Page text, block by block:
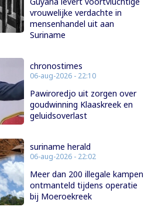
vrouwelijke verdachte in
mensenhandel uit aan
Suriname
chronostimes
06-aug-2026 - 22:10
Pawiroredjo uit zorgen over
goudwinning Klaaskreek en
geluidsoverlast
suriname herald
06-aug-2026 - 22:02
Meer dan 200 illegale kampen
ontmanteld tijdens operatie
bij Moeroekreek